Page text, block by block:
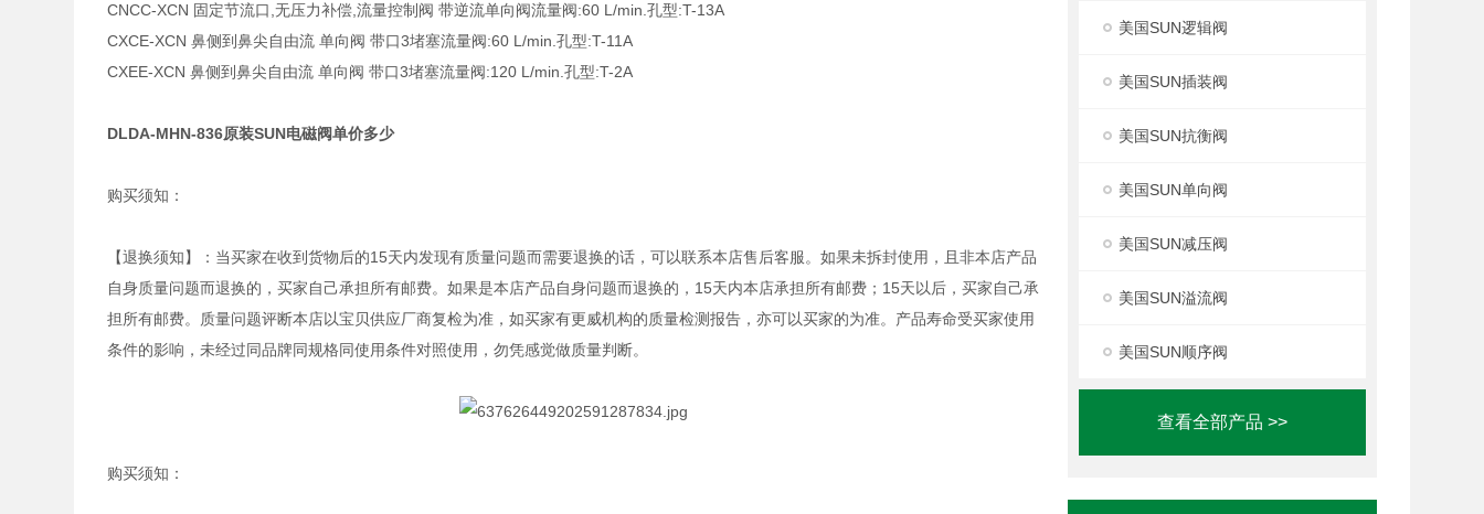
美国SUN逻辑阀
美国SUN插装阀
美国SUN抗衡阀
美国SUN单向阀
美国SUN减压阀
美国SUN溢流阀
美国SUN顺序阀
查看全部产品 >>
CNCC-XCN 固定节流口,无压力补偿,流量控制阀 带逆流单向阀流量阀:60 L/min.孔型:T-13A
CXCE-XCN 鼻侧到鼻尖自由流 单向阀 带口3堵塞流量阀:60 L/min.孔型:T-11A
CXEE-XCN 鼻侧到鼻尖自由流 单向阀 带口3堵塞流量阀:120 L/min.孔型:T-2A
DLDA-MHN-836原装SUN电磁阀单价多少
购买须知：
【退换须知】：当买家在收到货物后的15天内发现有质量问题而需要退换的话，可以联系本店售后客服。如果未拆封使用，且非本店产品
自身质量问题而退换的，买家自己承担所有邮费。如果是本店产品自身问题而退换的，15天内本店承担所有邮费；15天以后，买家自己承
担所有邮费。质量问题评断本店以宝贝供应厂商复检为准，如买家有更威机构的质量检测报告，亦可以买家的为准。产品寿命受买家使用
条件的影响，未经过同品牌同规格同使用条件对照使用，勿凭感觉做质量判断。
购买须知：